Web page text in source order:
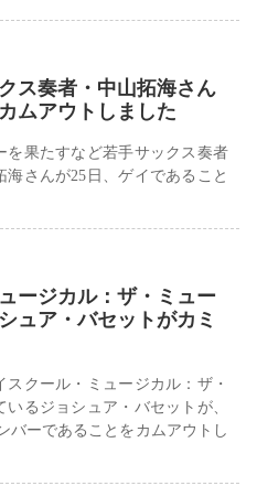
ス奏者・中山拓海さん
ムアウトしました
を果たすなど若手サックス奏者
さんが25日、ゲイであること
ージカル：ザ・ミュー
ュア・バセットがカミ
クール・ミュージカル：ザ・
るジョシュア・バセットが、
バーであることをカムアウトし